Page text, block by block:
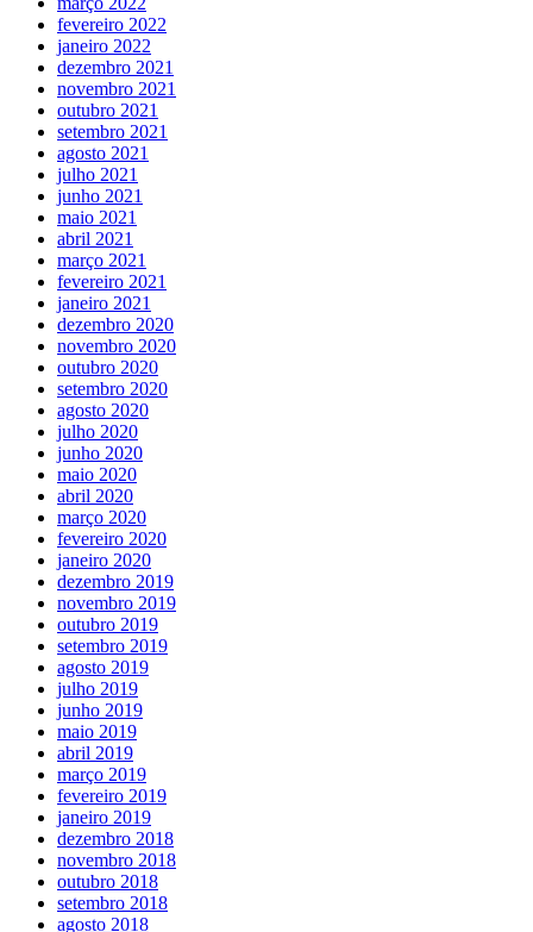
fevereiro 2022
janeiro 2022
dezembro 2021
novembro 2021
outubro 2021
setembro 2021
agosto 2021
julho 2021
junho 2021
maio 2021
abril 2021
março 2021
fevereiro 2021
janeiro 2021
dezembro 2020
novembro 2020
outubro 2020
setembro 2020
agosto 2020
julho 2020
junho 2020
maio 2020
abril 2020
março 2020
fevereiro 2020
janeiro 2020
dezembro 2019
novembro 2019
outubro 2019
setembro 2019
agosto 2019
julho 2019
junho 2019
maio 2019
abril 2019
março 2019
fevereiro 2019
janeiro 2019
dezembro 2018
novembro 2018
outubro 2018
setembro 2018
agosto 2018